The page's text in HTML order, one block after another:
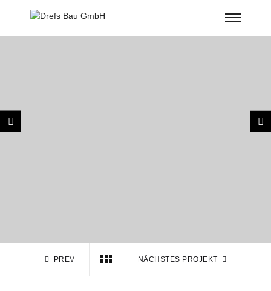
PREV NÄCHSTES PROJEKT